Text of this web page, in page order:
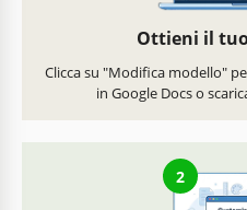
Ottieni il
Clicca su "Modifica modello"
in Google Docs o
2